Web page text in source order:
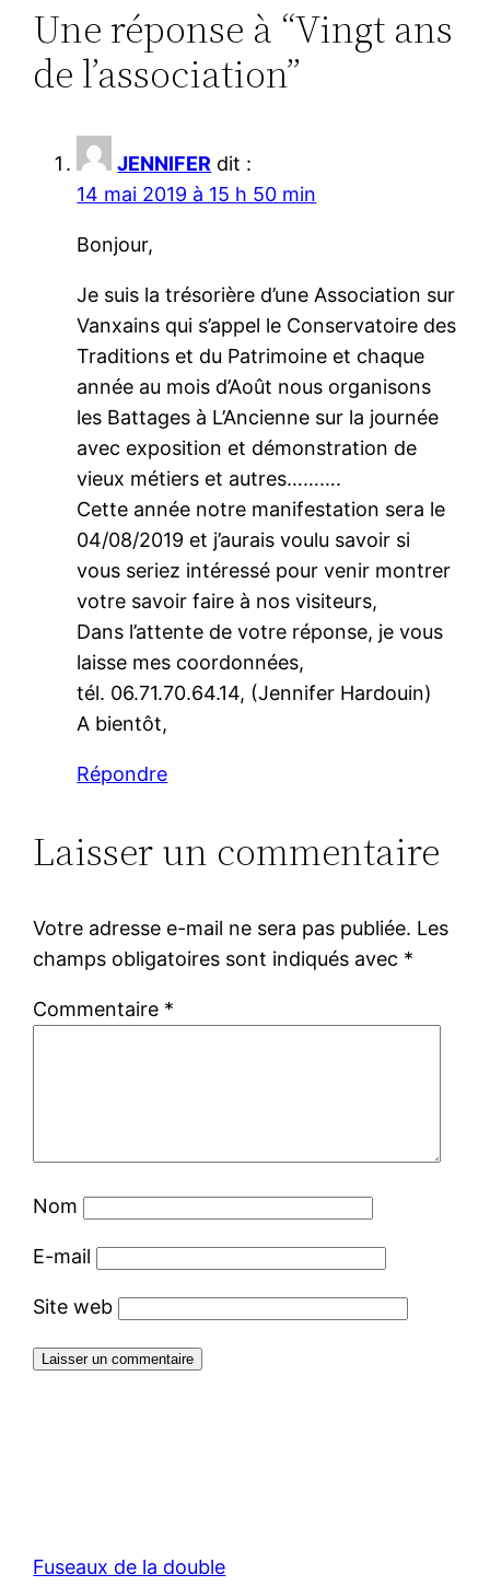
Une réponse à “Vingt ans
de l’association”
JENNIFER dit :
14 mai 2019 à 15 h 50 min
Bonjour,
Je suis la trésorière d’une Association sur
Vanxains qui s’appel le Conservatoire des
Traditions et du Patrimoine et chaque
année au mois d’Août nous organisons
les Battages à L’Ancienne sur la journée
avec exposition et démonstration de
vieux métiers et autres……….
Cette année notre manifestation sera le
04/08/2019 et j’aurais voulu savoir si
vous seriez intéressé pour venir montrer
votre savoir faire à nos visiteurs,
Dans l’attente de votre réponse, je vous
laisse mes coordonnées,
tél. 06.71.70.64.14, (Jennifer Hardouin)
A bientôt,
Répondre
Laisser un commentaire
Votre adresse e-mail ne sera pas publiée. Les
champs obligatoires sont indiqués avec *
Commentaire *
Nom
E-mail
Site web
Fuseaux de la double